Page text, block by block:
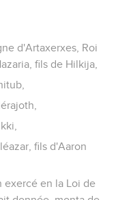
d'Artaxerxes, Roi
fils de Hilkija,
fils d'Aaron
exercé en la Loi de